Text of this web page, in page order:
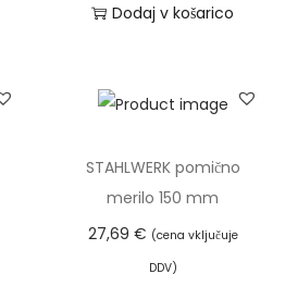
Dodaj v košarico
STAHLWERK pomično
merilo 150 mm
27,69 € (cena vključuje
DDV)